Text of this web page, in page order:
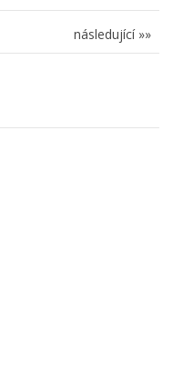
následující »»